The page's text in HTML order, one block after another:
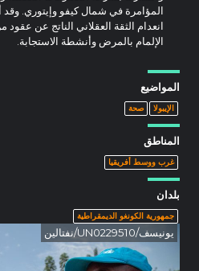
المؤامرة في شمال كيفو وإيتوري.
انعدام الثقة العقلاني الناتج عن
الإلمام بالمرض وأنشطة الاستجابة.
المواضيع
الإيبولا صحة
المناطق
غرب ووسط أفريقيا
بلدان
جمهورية الكونغو الديمقراطية
يونيسف/UN0229510/نفتالين